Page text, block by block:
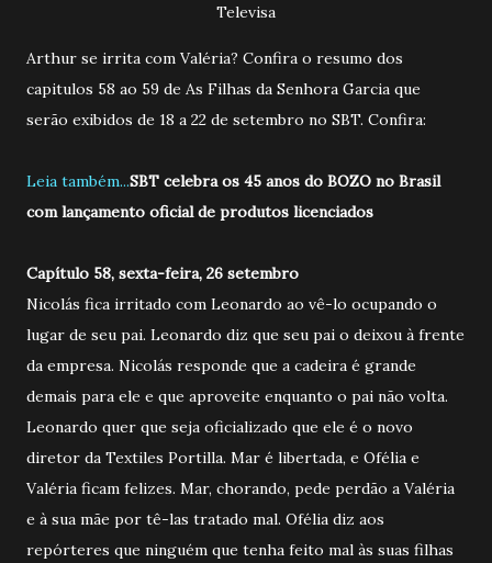
Televisa
Arthur se irrita com Valéria? Confira o resumo dos
capitulos 58 ao 59 de As Filhas da Senhora Garcia que
serão exibidos de 18 a 22 de setembro no SBT. Confira:
Leia também...SBT celebra os 45 anos do BOZO no Brasil
com lançamento oficial de produtos licenciados
Capítulo 58, sexta-feira, 26 setembro
Nicolás fica irritado com Leonardo ao vê-lo ocupando o
lugar de seu pai. Leonardo diz que seu pai o deixou à frente
da empresa. Nicolás responde que a cadeira é grande
demais para ele e que aproveite enquanto o pai não volta.
Leonardo quer que seja oficializado que ele é o novo
diretor da Textiles Portilla. Mar é libertada, e Ofélia e
Valéria ficam felizes. Mar, chorando, pede perdão a Valéria
e à sua mãe por tê-las tratado mal. Ofélia diz aos
repórteres que ninguém que tenha feito mal às suas filhas